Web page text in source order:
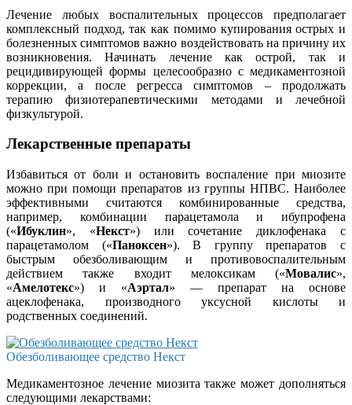
Лечение любых воспалительных процессов предполагает
комплексный подход, так как помимо купирования острых и
болезненных симптомов важно воздействовать на причину их
возникновения. Начинать лечение как острой, так и
рецидивирующей формы целесообразно с медикаментозной
коррекции, а после регресса симптомов – продолжать
терапию физиотерапевтическими методами и лечебной
физкультурой.
Лекарственные препараты
Избавиться от боли и остановить воспаление при миозите
можно при помощи препаратов из группы НПВС. Наиболее
эффективными считаются комбинированные средства,
например, комбинации парацетамола и ибупрофена
(«Ибуклин», «Некст») или сочетание диклофенака с
парацетамолом («Паноксен»). В группу препаратов с
быстрым обезболивающим и противовоспалительным
действием также входит мелоксикам («Мовалис»,
«Амелотекс») и «Аэртал» — препарат на основе
ацеклофенака, производного уксусной кислоты и
родственных соединений.
Обезболивающее средство Некст
Медикаментозное лечение миозита также может дополняться
следующими лекарствами: